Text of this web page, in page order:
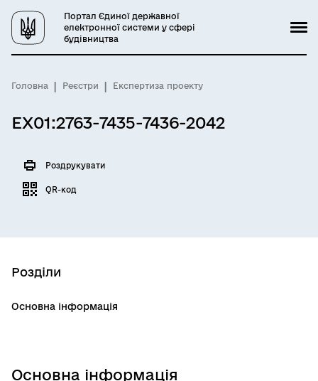
Портал Єдиної державної
електронної системи у сфері
будівництва
Головна Реєстри Експертиза проекту
EX01:2763-7435-7436-2042
Роздрукувати
QR-код
Основна інформація
Розділи
Основна інформація